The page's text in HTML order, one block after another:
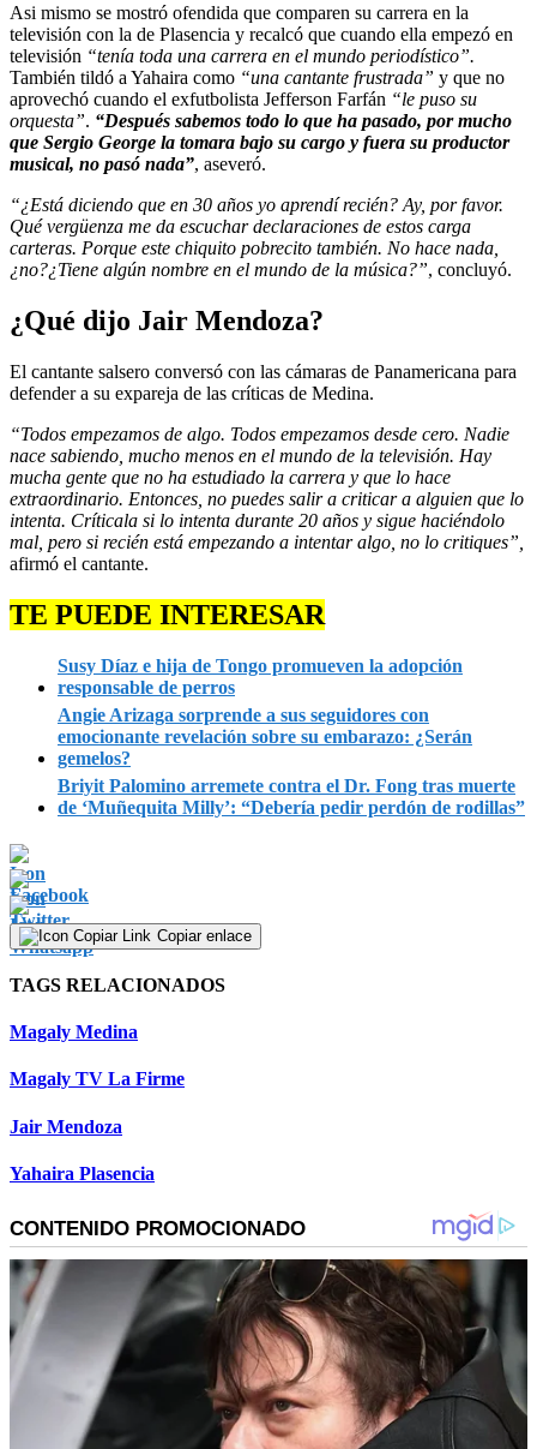
Asi mismo se mostró ofendida que comparen su carrera en la
televisión con la de Plasencia y recalcó que cuando ella empezó en
televisión “tenía toda una carrera en el mundo periodístico”.
También tildó a Yahaira como “una cantante frustrada” y que no
aprovechó cuando el exfutbolista Jefferson Farfán “le puso su
orquesta”. “Después sabemos todo lo que ha pasado, por mucho
que Sergio George la tomara bajo su cargo y fuera su productor
musical, no pasó nada”, aseveró.
“¿Está diciendo que en 30 años yo aprendí recién? Ay, por favor.
Qué vergüenza me da escuchar declaraciones de estos carga
carteras. Porque este chiquito pobrecito también. No hace nada,
¿no?¿Tiene algún nombre en el mundo de la música?”, concluyó.
¿Qué dijo Jair Mendoza?
El cantante salsero conversó con las cámaras de Panamericana para
defender a su expareja de las críticas de Medina.
“Todos empezamos de algo. Todos empezamos desde cero. Nadie
nace sabiendo, mucho menos en el mundo de la televisión. Hay
mucha gente que no ha estudiado la carrera y que lo hace
extraordinario. Entonces, no puedes salir a criticar a alguien que lo
intenta. Críticala si lo intenta durante 20 años y sigue haciéndolo
mal, pero si recién está empezando a intentar algo, no lo critiques”,
afirmó el cantante.
TE PUEDE INTERESAR
Susy Díaz e hija de Tongo promueven la adopción
responsable de perros
Angie Arizaga sorprende a sus seguidores con
emocionante revelación sobre su embarazo: ¿Serán
gemelos?
Briyit Palomino arremete contra el Dr. Fong tras muerte
de ‘Muñequita Milly’: “Debería pedir perdón de rodillas”
Copiar enlace
TAGS RELACIONADOS
Magaly Medina
Magaly TV La Firme
Jair Mendoza
Yahaira Plasencia